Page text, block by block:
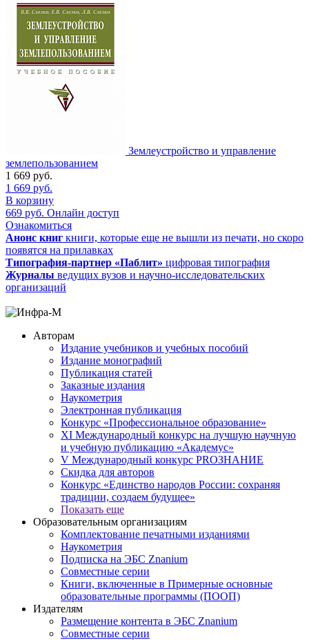
Землеустройство и управление
землепользованием
1 669 руб.
1 669 руб.
В корзину
669 руб. Онлайн доступ
Ознакомиться
Анонс книг книги, которые еще не вышли из печати, но скоро
появятся на прилавках
Типография-партнер «Паблит» цифровая типография
Журналы ведущих вузов и научно-исследовательских
организаций
Авторам
Издание учебников и учебных пособий
Издание монографий
Публикация статей
Заказные издания
Наукометрия
Электронная публикация
Конкурс «Профессиональное образование»
XI Международный конкурс на лучшую научную
и учебную публикацию «Академус»
V Международный конкурс PROЗНАНИЕ
Скидка для авторов
Конкурс «Единство народов России: сохраняя
традиции, создаем будущее»
Показать еще
Образовательным организациям
Комплектование печатными изданиями
Наукометрия
Подписка на ЭБС Znanium
Совместные серии
Книги, включенные в Примерные основные
образовательные программы (ПООП)
Издателям
Размещение контента в ЭБС Znanium
Совместные серии